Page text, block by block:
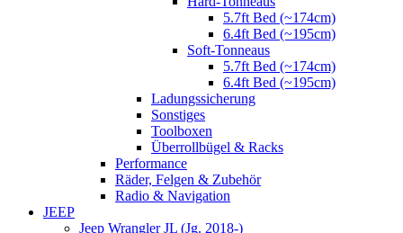
5.7ft Bed (~174cm)
6.4ft Bed (~195cm)
Soft-Tonneaus
5.7ft Bed (~174cm)
6.4ft Bed (~195cm)
Ladungssicherung
Sonstiges
Toolboxen
Überrollbügel & Racks
Performance
Räder, Felgen & Zubehör
Radio & Navigation
JEEP
Jeep Wrangler JL (Jg. 2018-)